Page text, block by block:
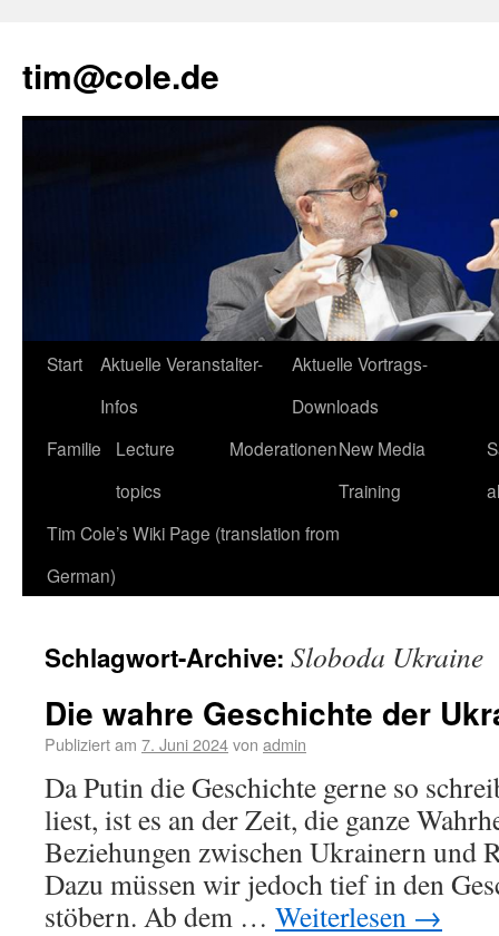
tim@cole.de
Start
Aktuelle Veranstalter-
Infos
Aktuelle Vortrags-
Downloads
Familie
Lecture
topics
ModerationenNew Media
Training
Tim Cole’s Wiki Page (translation from
German)
Schlagwort-Archive: Sloboda Ukraine
Die wahre Geschichte der
Publiziert am 7. Juni 2024von admin
Da Putin die Geschichte gerne so
liest, ist es an der Zeit, die ganze
Beziehungen zwischen Ukrainern und
Dazu müssen wir jedoch tief in den
stöbern. Ab dem … Weiterlesen →